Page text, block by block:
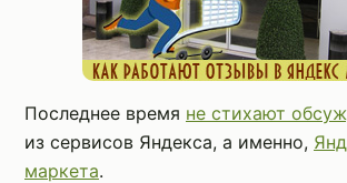
Последнее время не стихают
из сервисов Яндекса, а именно,
маркета.